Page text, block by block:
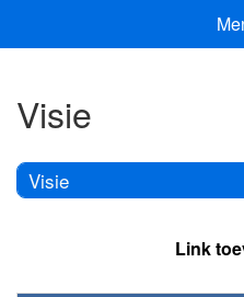
Visie
Visie
Link